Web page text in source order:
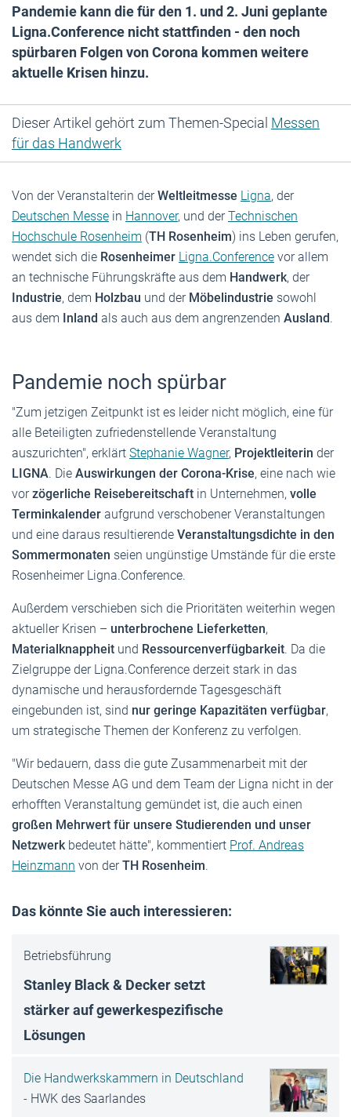
Pandemie kann die für den 1. und 2. Juni geplante
Ligna.Conference nicht stattfinden - den noch
spürbaren Folgen von Corona kommen weitere
aktuelle Krisen hinzu.
Dieser Artikel gehört zum Themen-Special Messen
für das Handwerk
Von der Veranstalterin derWeltleitmesse Ligna, der
Deutschen Messe in Hannover, und derTechnischen
Hochschule Rosenheim (TH Rosenheim) ins Leben gerufen,
wendet sich die Rosenheimer Ligna.Conference vor allem
an technische Führungskräfte aus dem Handwerk, der
Industrie, dem Holzbau und der Möbelindustrie sowohl
aus dem Inland als auch aus dem angrenzenden Ausland.
Pandemie noch spürbar
"Zum jetzigen Zeitpunkt ist es leider nicht möglich, eine für
alle Beteiligten zufriedenstellende Veranstaltung
auszurichten", erklärt Stephanie Wagner, Projektleiterin der
LIGNA. Die Auswirkungen der Corona-Krise, eine nach wie
vorzögerliche Reisebereitschaft in Unternehmen, volle
Terminkalender aufgrund verschobener Veranstaltungen
und eine daraus resultierende Veranstaltungsdichte in den
Sommermonaten seien ungünstige Umstände für die erste
Rosenheimer Ligna.Conference.
Außerdem verschieben sich die Prioritäten weiterhin wegen
aktueller Krisen – unterbrochene Lieferketten,
Materialknappheit und Ressourcenverfügbarkeit. Da die
Zielgruppe der Ligna.Conference derzeit stark in das
dynamische und herausfordernde Tagesgeschäft
eingebunden ist, sind nur geringe Kapazitäten verfügbar,
um strategische Themen der Konferenz zu verfolgen.
"Wir bedauern, dass die gute Zusammenarbeit mit der
Deutschen Messe AG und dem Team der Ligna nicht in der
erhofften Veranstaltung gemündet ist, die auch einen
großen Mehrwert für unsere Studierenden und unser
Netzwerk bedeutet hätte", kommentiert Prof. Andreas
Heinzmann von derTH Rosenheim.
Das könnte Sie auch interessieren:
Betriebsführung
Stanley Black & Decker setzt
stärker auf gewerkespezifische
Lösungen
Die Handwerkskammern in Deutschland
- HWK des Saarlandes